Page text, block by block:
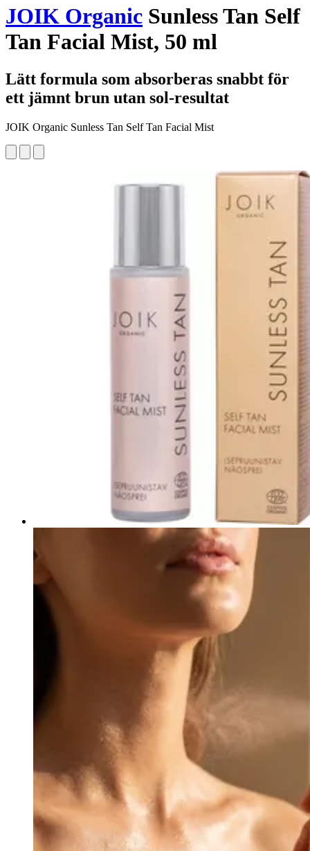
JOIK Organic Sunless Tan Self
Tan Facial Mist, 50 ml
Lätt formula som absorberas snabbt för
ett jämnt brun utan sol-resultat
JOIK Organic Sunless Tan Self Tan Facial Mist